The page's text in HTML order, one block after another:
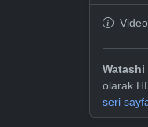
olarak
seri